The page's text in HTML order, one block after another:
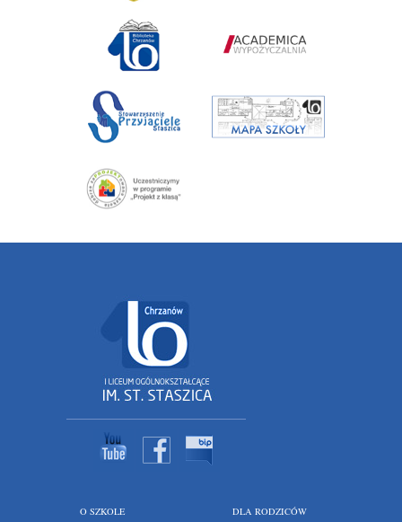
O SZKOLE DLA RODZICÓW